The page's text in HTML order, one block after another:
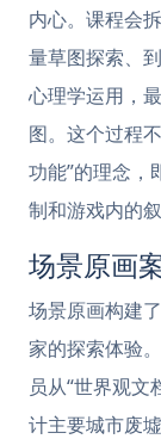
内心。课程会
量草图探索、
心理学运用，
图。这个过程
功能”的理念，
制和游戏内的
场景原画
场景原画构建
家的探索体验
员从“世界观
计主要城市废